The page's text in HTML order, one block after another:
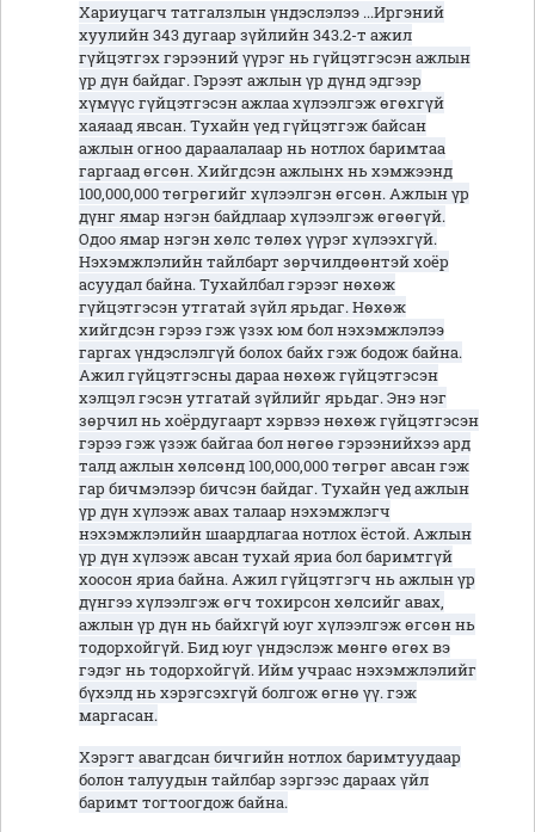
Хариуцагч татгалзлын үндэслэлээ ...Иргэний
хуулийн 343 дугаар зүйлийн 343.2-т ажил
гүйцэтгэх гэрээний үүрэг нь гүйцэтгэсэн ажлын
үр дүн байдаг. Гэрээт ажлын үр дүнд эдгээр
хүмүүс гүйцэтгэсэн ажлаа хүлээлгэж өгөхгүй
хаяаад явсан. Тухайн үед гүйцэтгэж байсан
ажлын огноо дараалалаар нь нотлох баримтаа
гаргаад өгсөн. Хийгдсэн ажлынх нь хэмжээнд
100,000,000 төгрөгийг хүлээлгэн өгсөн. Ажлын үр
дүнг ямар нэгэн байдлаар хүлээлгэж өгөөгүй.
Одоо ямар нэгэн хөлс төлөх үүрэг хүлээхгүй.
Нэхэмжлэлийн тайлбарт зөрчилдөөнтэй хоёр
асуудал байна. Тухайлбал гэрээг нөхөж
гүйцэтгэсэн утгатай зүйл ярьдаг. Нөхөж
хийгдсэн гэрээ гэж үзэх юм бол нэхэмжлэлээ
гаргах үндэслэлгүй болох байх гэж бодож байна.
Ажил гүйцэтгэсны дараа нөхөж гүйцэтгэсэн
хэлцэл гэсэн утгатай зүйлийг ярьдаг. Энэ нэг
зөрчил нь хоёрдугаарт хэрвээ нөхөж гүйцэтгэсэн
гэрээ гэж үзэж байгаа бол нөгөө гэрээнийхээ ард
талд ажлын хөлсөнд 100,000,000 төгрөг авсан гэж
гар бичмэлээр бичсэн байдаг. Тухайн үед ажлын
үр дүн хүлээж авах талаар нэхэмжлэгч
нэхэмжлэлийн шаардлагаа нотлох ёстой. Ажлын
үр дүн хүлээж авсан тухай яриа бол баримтгүй
хоосон яриа байна. Ажил гүйцэтгэгч нь ажлын үр
дүнгээ хүлээлгэж өгч тохирсон хөлсийг авах,
ажлын үр дүн нь байхгүй юуг хүлээлгэж өгсөн нь
тодорхойгүй. Бид юуг үндэслэж мөнгө өгөх вэ
гэдэг нь тодорхойгүй. Ийм учраас нэхэмжлэлийг
бүхэлд нь хэрэгсэхгүй болгож өгнө үү. гэж
маргасан.
Хэрэгт авагдсан бичгийн нотлох баримтуудаар
болон талуудын тайлбар зэргээс дараах үйл
баримт тогтоогдож байна.